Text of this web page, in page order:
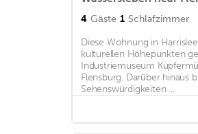
4 Gäste 1 Schlafzimmer
Diese Wohnung in
kulturellen Höhepunkten
Industriemuseum
Flensburg. Darüber hinaus
Sehenswürdigkeiten ...